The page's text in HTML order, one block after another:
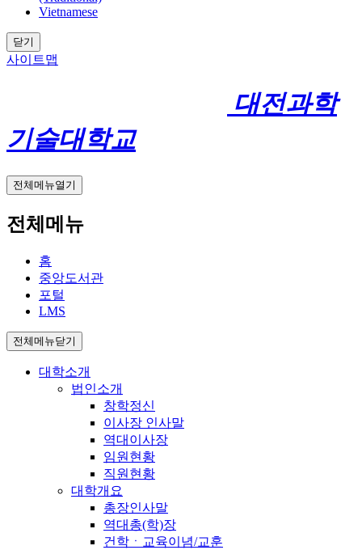
Vietnamese
닫기
사이트맵
대전과학
기술대학교
전체메뉴열기
전체메뉴
홈
중앙도서관
포털
LMS
전체메뉴닫기
대학소개
법인소개
창학정신
이사장 인사말
역대이사장
임원현황
직원현황
대학개요
총장인사말
역대총(학)장
건학ㆍ교육이념/교훈